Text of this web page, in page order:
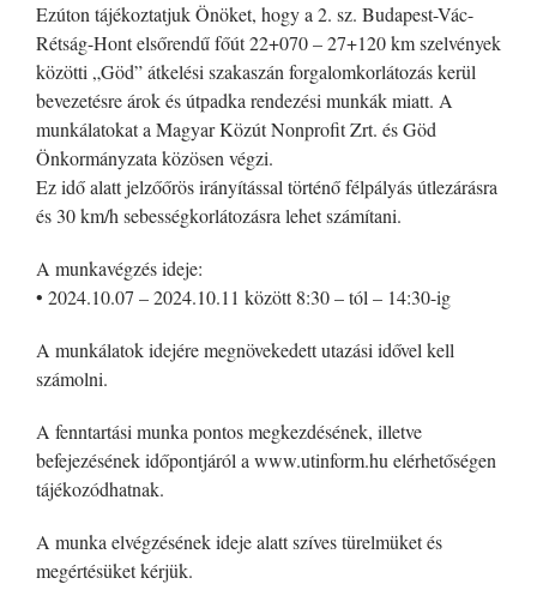
Ezúton tájékoztatjuk Önöket, hogy a 2. sz. Budapest-Vác-
Rétság-Hont elsőrendű főút 22+070 – 27+120 km szelvények
közötti „Göd” átkelési szakaszán forgalomkorlátozás kerül
bevezetésre árok és útpadka rendezési munkák miatt. A
munkálatokat a Magyar Közút Nonprofit Zrt. és Göd
Önkormányzata közösen végzi.
Ez idő alatt jelzőőrös irányítással történő félpályás útlezárásra
és 30 km/h sebességkorlátozásra lehet számítani.
A munkavégzés ideje:
• 2024.10.07 – 2024.10.11 között 8:30 – tól – 14:30-ig
A munkálatok idejére megnövekedett utazási idővel kell
számolni.
A fenntartási munka pontos megkezdésének, illetve
befejezésének időpontjáról a www.utinform.hu elérhetőségen
tájékozódhatnak.
A munka elvégzésének ideje alatt szíves türelmüket és
megértésüket kérjük.